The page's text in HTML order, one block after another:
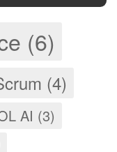
(6)
(4)
AI (3)